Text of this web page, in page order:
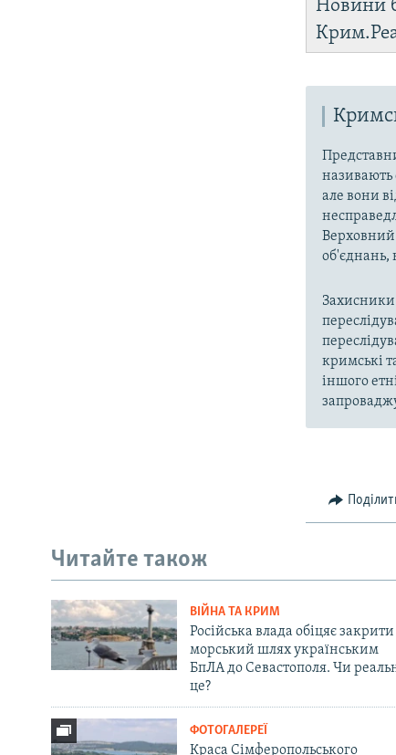
Новини
називають
але вони
Верховний
об'єднань,
Захисники
кримські
іншого
Читайте також
ВІЙНА ТА КРИМ
Російська влада обіцяє закрити
морський шлях українським
БпЛА до Севастополя. Чи
це?
ФОТОГАЛЕРЕЇ
Краса Сімферопольського